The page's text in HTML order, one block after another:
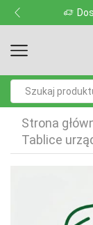
Strona
Tablice